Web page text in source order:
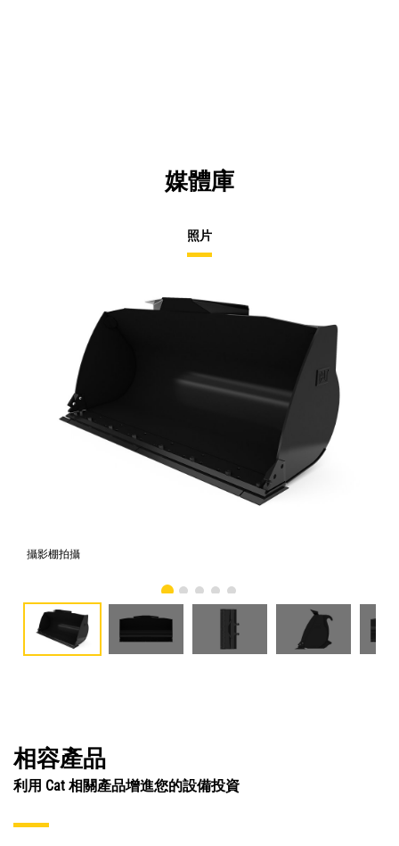
媒體庫
照片
攝影棚拍攝
相容產品
利用 Cat 相關產品增進您的設備投資